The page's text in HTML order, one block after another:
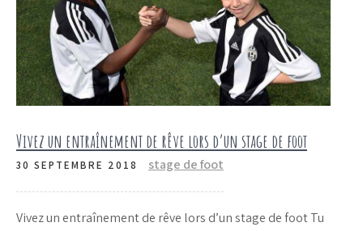
Vivez un entraînement de rêve lors d’un stage de foot
30 SEPTEMBRE 2018 stage de foot
Vivez un entraînement de rêve lors d’un stage de foot Tu